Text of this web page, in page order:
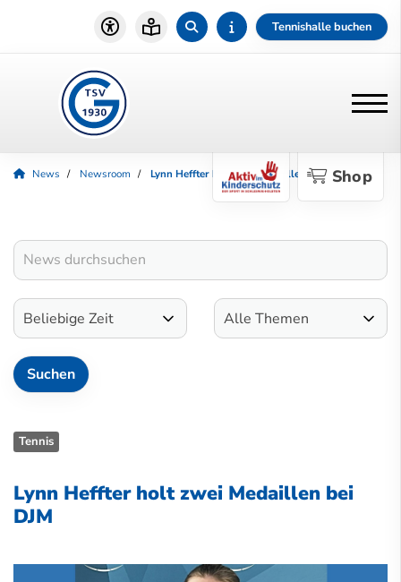
Tennishalle buchen
Shop
News Newsroom Lynn Heffter holt zwei Medaillen bei DJM
Tennis
Lynn Heffter holt zwei Medaillen bei
DJM